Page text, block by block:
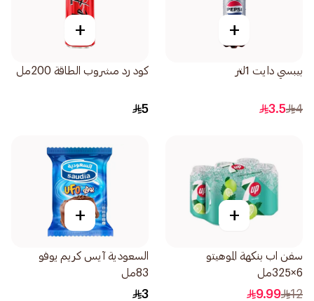
+
بيبسي دايت 1لتر
4
3.5
+
كود رد مشروب الطاقة 200مل
5
+
سفن اب بنكهة الموهيتو
6×325مل
12
9.99
+
السعودية آيس كريم يوفو
83مل
3